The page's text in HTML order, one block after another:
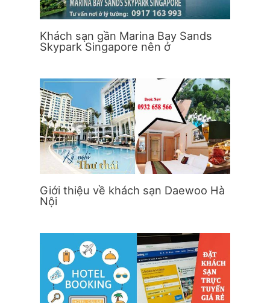
Khách sạn gần Marina Bay Sands
Skypark Singapore nên ở
Giới thiệu về khách sạn Daewoo Hà
Nội